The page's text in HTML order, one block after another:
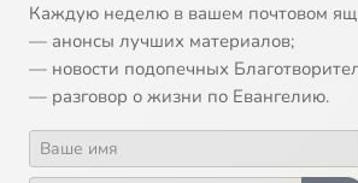
Каждую неделю в вашем почтовом
— анонсы лучших материалов;
— новости подопечных
— разговор о жизни по Евангелию.